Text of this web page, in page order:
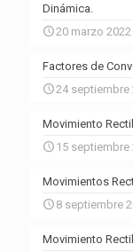
Dinámica.
20 marzo 2022
Factores de
24 septiembre
Movimiento
15 septiembre
Movimientos
8 septiembre
Movimiento